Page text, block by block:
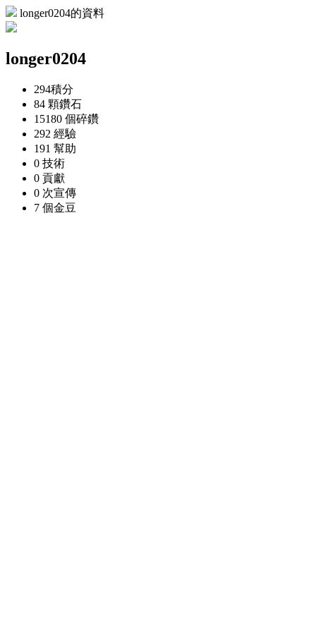
longer0204的資料
longer0204
294積分
84 顆鑽石
15180 個碎鑽
292 經驗
191 幫助
0 技術
0 貢獻
0 次宣傳
7 個金豆